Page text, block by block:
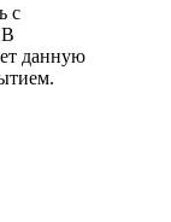
с
В
данную